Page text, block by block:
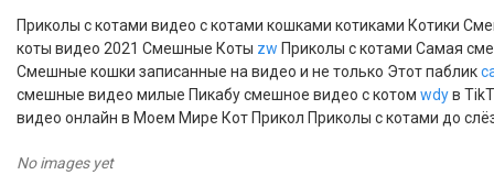
Приколы с котами видео с котами кошками котиками Котики
коты видео 2021 Смешные Коты zw Приколы с котами Самая
Смешные кошки записанные на видео и не только Этот паблик
смешные видео милые Пикабу смешное видео с котом wdyв
видео онлайн в Моем Мире Кот Прикол Приколы с котами до
No images yet